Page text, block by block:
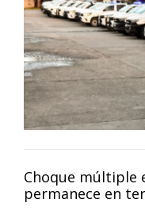
Choque múltiple
permanece en